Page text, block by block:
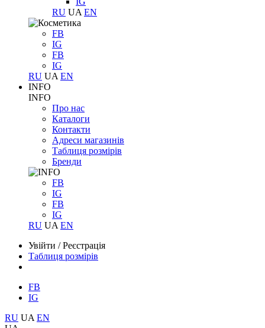
RU UA EN
FB
IG
FB
IG
RU UA EN
INFO
INFO
Про нас
Каталоги
Контакти
Адреси магазинів
Таблиця розмірів
Бренди
FB
IG
FB
IG
RU UA EN
Увійти /Реєстрація
Таблиця розмірів
FB
IG
RU UA EN